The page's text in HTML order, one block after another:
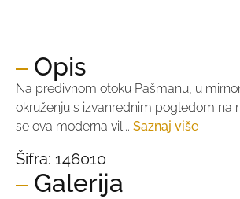
Opis
Na predivnom otoku Pašmanu, u
okruženju s izvanrednim pogledom na
se ova moderna vil... Saznaj više
Šifra: 146010
Galerija